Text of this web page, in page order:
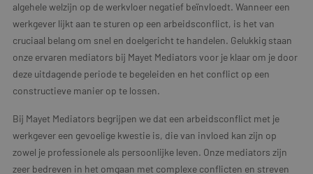
algehele welzijn op de werkvloer negatief beïnvloedt. Wanneer een
werkgever lijkt aan te sturen op een arbeidsconflict, is het van
cruciaal belang om snel en doelgericht te handelen. Gelukkig staan
onze ervaren mediators bij Mayet Mediators voor je klaar om je door
deze uitdagende periode te begeleiden en het conflict op een
constructieve manier op te lossen.
Bij Mayet Mediators begrijpen we dat een arbeidsconflict met je
werkgever een gevoelige kwestie is, die van invloed kan zijn op
zowel je professionele als persoonlijke leven. Onze mediators zijn
zeer bedreven in het omgaan met complexe conflicten en streven